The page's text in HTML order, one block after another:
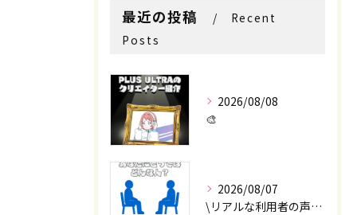
最近の投稿
Recent
Posts
2026/08/08
🎨
2026/08/07
\リアルな利用者の声📣/
お問い合わせはこちら
お問い合わせはこちら